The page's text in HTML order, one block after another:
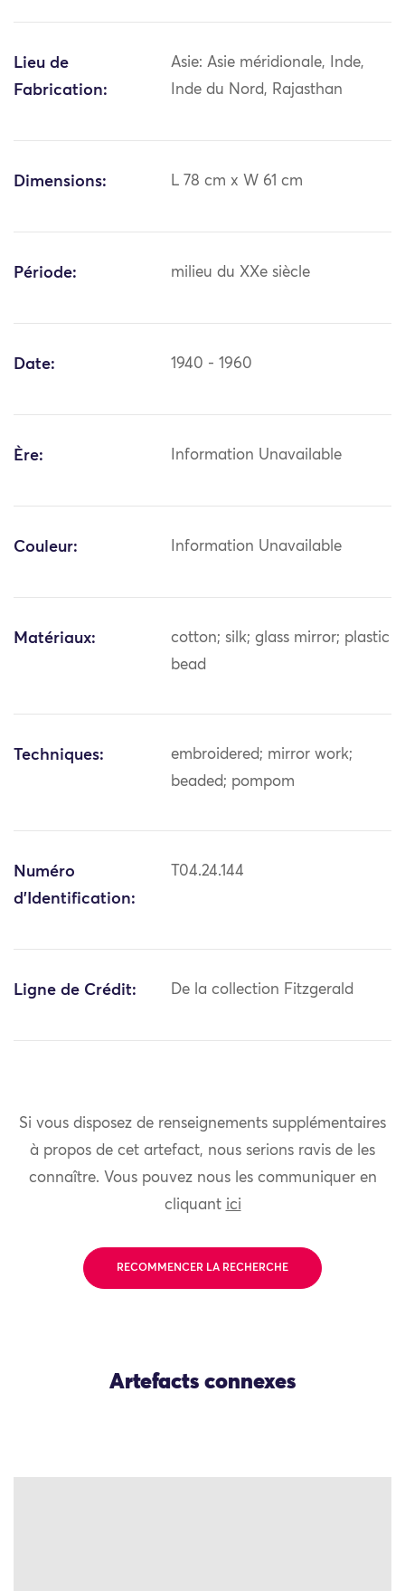
Lieu de
Fabrication:
Asie: Asie méridionale, Inde,
Inde du Nord, Rajasthan
Dimensions: L 78 cm x W 61 cm
Période: milieu du XXe siècle
Date: 1940 - 1960
Ère: Information Unavailable
Couleur: Information Unavailable
Matériaux:
cotton; silk; glass mirror; plastic
bead
Techniques:
embroidered; mirror work;
beaded; pompom
Numéro
d'Identification:
T04.24.144
Ligne de Crédit: De la collection Fitzgerald
Si vous disposez de renseignements supplémentaires
à propos de cet artefact, nous serions ravis de les
connaître. Vous pouvez nous les communiquer en
cliquant ici
RECOMMENCER LA RECHERCHE
Artefacts connexes